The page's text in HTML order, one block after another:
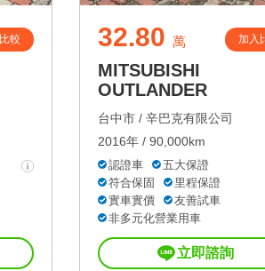
較 32.80 萬 加入
MITSUBISHI
OUTLANDER
台中市 / 辛巴克有限公司
2016年 / 90,000km
認證車
五大保證
符合保固
里程保證
實車實價
友善試車
非多元化營業用車
立即諮詢